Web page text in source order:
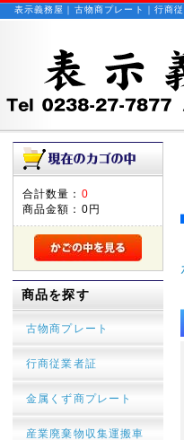
表示義務屋｜古物商プレート｜行商
合計数量： 0
商品金額： 0円
商品を探す
古物商プレート
行商従業者証
金属くず商プレート
産業廃棄物収集運搬車